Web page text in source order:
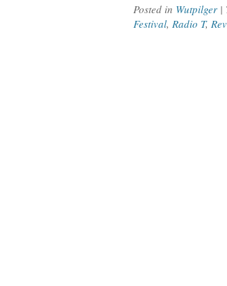
Posted in Wutpilger |
Festival, Radio T,